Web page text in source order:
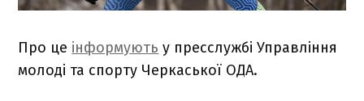
Про це інформують у пресслужбі Управління
молоді та спорту Черкаської ОДА.